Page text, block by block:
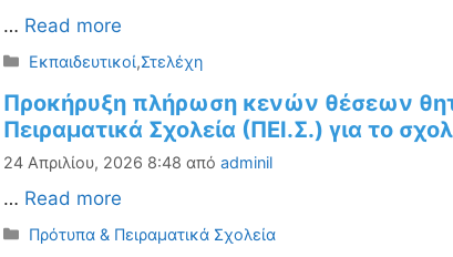
… Read more
Κατηγορίες
Εκπαιδευτικοί,Στελέχη
Προκήρυξη πλήρωση κενών θέσεων
Πειραματικά Σχολεία (ΠΕΙ.Σ.) για το
24 Απριλίου, 2026 8:48 από adminil
… Read more
Κατηγορίες
Πρότυπα & Πειραματικά Σχολεία